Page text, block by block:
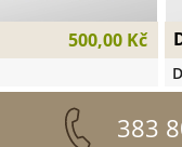
500,00 Kč
383